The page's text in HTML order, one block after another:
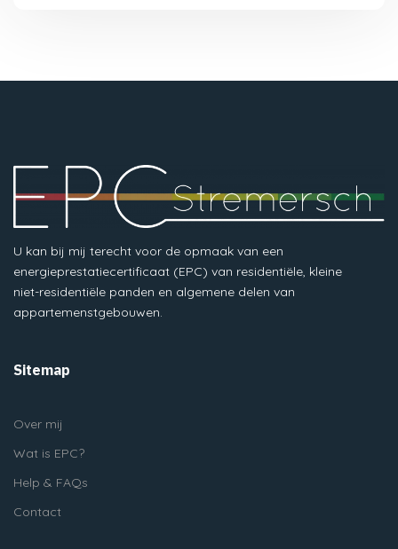
U kan bij mij terecht voor de opmaak van een
energieprestatiecertificaat (EPC) van residentiële, kleine
niet-residentiële panden en algemene delen van
appartemenstgebouwen.
Sitemap
Over mij
Wat is EPC?
Help & FAQs
Contact